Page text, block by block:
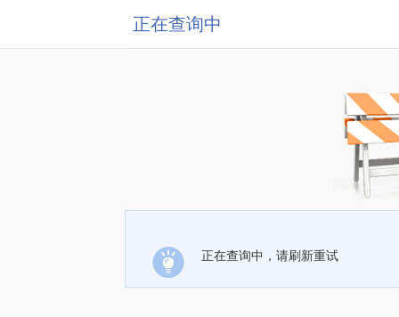
正在查询中
正在查询中，请刷新重试